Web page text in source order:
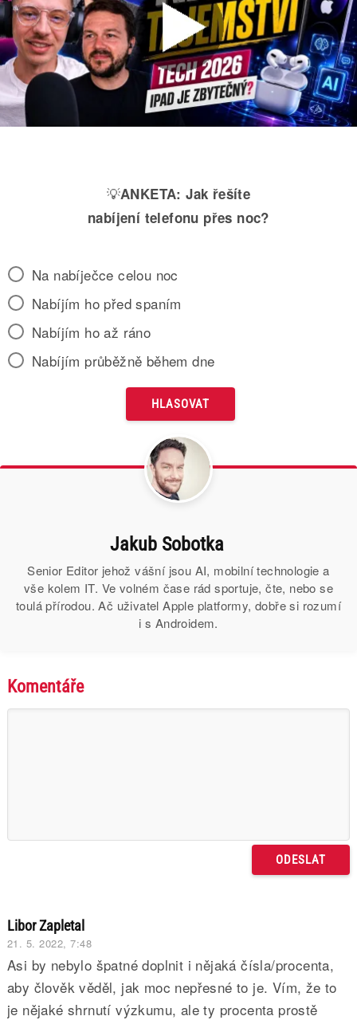
💡ANKETA: Jak řešíte
nabíjení telefonu přes noc?
Na nabíječce celou noc
Nabíjím ho před spaním
Nabíjím ho až ráno
Nabíjím průběžně během dne
Jakub Sobotka
Senior Editor jehož vášní jsou AI, mobilní technologie a
vše kolem IT. Ve volném čase rád sportuje, čte, nebo se
toulá přírodou. Ač uživatel Apple platformy, dobře si rozumí
i s Androidem.
Komentáře
Libor Zapletal
21. 5. 2022, 7:48
Asi by nebylo špatné doplnit i nějaká čísla/procenta,
aby člověk věděl, jak moc nepřesné to je. Vím, že to
je nějaké shrnutí výzkumu, ale ty procenta prostě